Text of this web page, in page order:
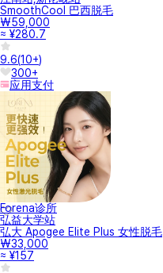
SmoothCool 巴西脱毛
₩59,000
≈ ¥280.7
9.6(10+)
300+
应用支付
Forena诊所
弘益大学站
弘大 Apogee Elite Plus 女性脱毛
₩33,000
≈ ¥157